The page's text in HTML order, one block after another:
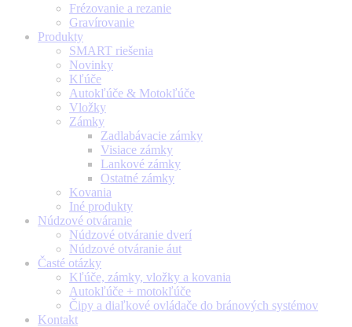
Frézovanie a rezanie
Gravírovanie
Produkty
SMART riešenia
Novinky
Kľúče
Autokľúče & Motokľúče
Vložky
Zámky
Zadlabávacie zámky
Visiace zámky
Lankové zámky
Ostatné zámky
Kovania
Iné produkty
Núdzové otváranie
Núdzové otváranie dverí
Núdzové otváranie áut
Časté otázky
Kľúče, zámky, vložky a kovania
Autokľúče + motokľúče
Čipy a diaľkové ovládače do bránových systémov
Kontakt